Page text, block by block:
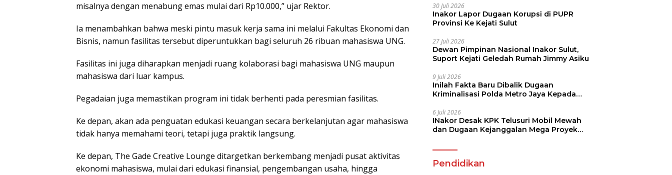
misalnya dengan menabung emas mulai dari Rp10.000,” ujar Rektor.
Ia menambahkan bahwa meski pintu masuk kerja sama ini melalui Fakultas Ekonomi dan
Bisnis, namun fasilitas tersebut diperuntukkan bagi seluruh 26 ribuan mahasiswa UNG.
Fasilitas ini juga diharapkan menjadi ruang kolaborasi bagi mahasiswa UNG maupun
mahasiswa dari luar kampus.
Pegadaian juga memastikan program ini tidak berhenti pada peresmian fasilitas.
Ke depan, akan ada penguatan edukasi keuangan secara berkelanjutan agar mahasiswa
tidak hanya memahami teori, tetapi juga praktik langsung.
Ke depan, The Gade Creative Lounge ditargetkan berkembang menjadi pusat aktivitas
ekonomi mahasiswa, mulai dari edukasi finansial, pengembangan usaha, hingga
30 Juli 2026
Inakor Lapor Dugaan Korupsi di PUPR
Provinsi Ke Kejati Sulut
27 Juli 2026
Dewan Pimpinan Nasional Inakor Sulut,
Suport Kejati Geledah Rumah Jimmy Asiku
9 Juli 2026
Inilah Fakta Baru Dibalik Dugaan
Kriminalisasi Polda Metro Jaya Kepada
6 Juli 2026
INakor Desak KPK Telusuri Mobil Mewah
dan Dugaan Kejanggalan Mega Proyek
Pendidikan